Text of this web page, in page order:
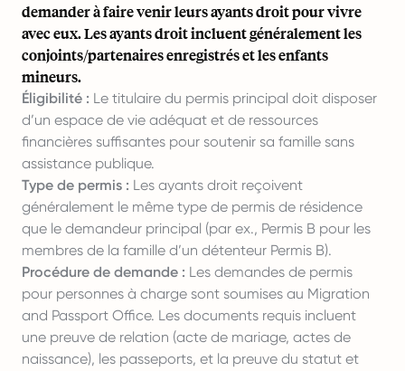
demander à faire venir leurs ayants droit pour vivre
avec eux. Les ayants droit incluent généralement les
conjoints/partenaires enregistrés et les enfants
mineurs.
Éligibilité : Le titulaire du permis principal doit disposer
d’un espace de vie adéquat et de ressources
financières suffisantes pour soutenir sa famille sans
assistance publique.
Type de permis : Les ayants droit reçoivent
généralement le même type de permis de résidence
que le demandeur principal (par ex., Permis B pour les
membres de la famille d’un détenteur Permis B).
Procédure de demande : Les demandes de permis
pour personnes à charge sont soumises au Migration
and Passport Office. Les documents requis incluent
une preuve de relation (acte de mariage, actes de
naissance), les passeports, et la preuve du statut et